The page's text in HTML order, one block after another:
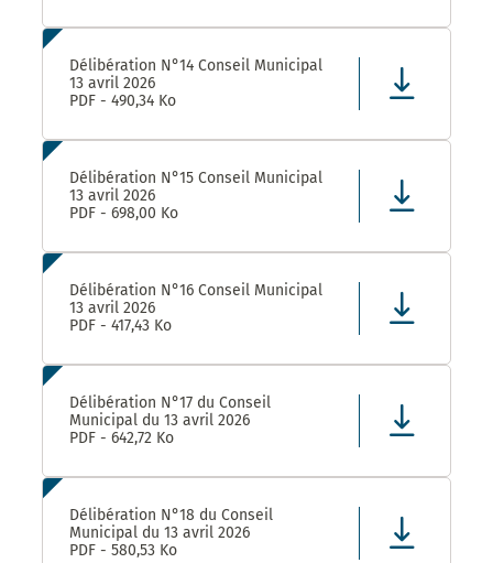
Délibération N°14 Conseil Municipal
13 avril 2026
PDF - 490,34 Ko
Délibération N°15 Conseil Municipal
13 avril 2026
PDF - 698,00 Ko
Délibération N°16 Conseil Municipal
13 avril 2026
PDF - 417,43 Ko
Délibération N°17 du Conseil
Municipal du 13 avril 2026
PDF - 642,72 Ko
Délibération N°18 du Conseil
Municipal du 13 avril 2026
PDF - 580,53 Ko